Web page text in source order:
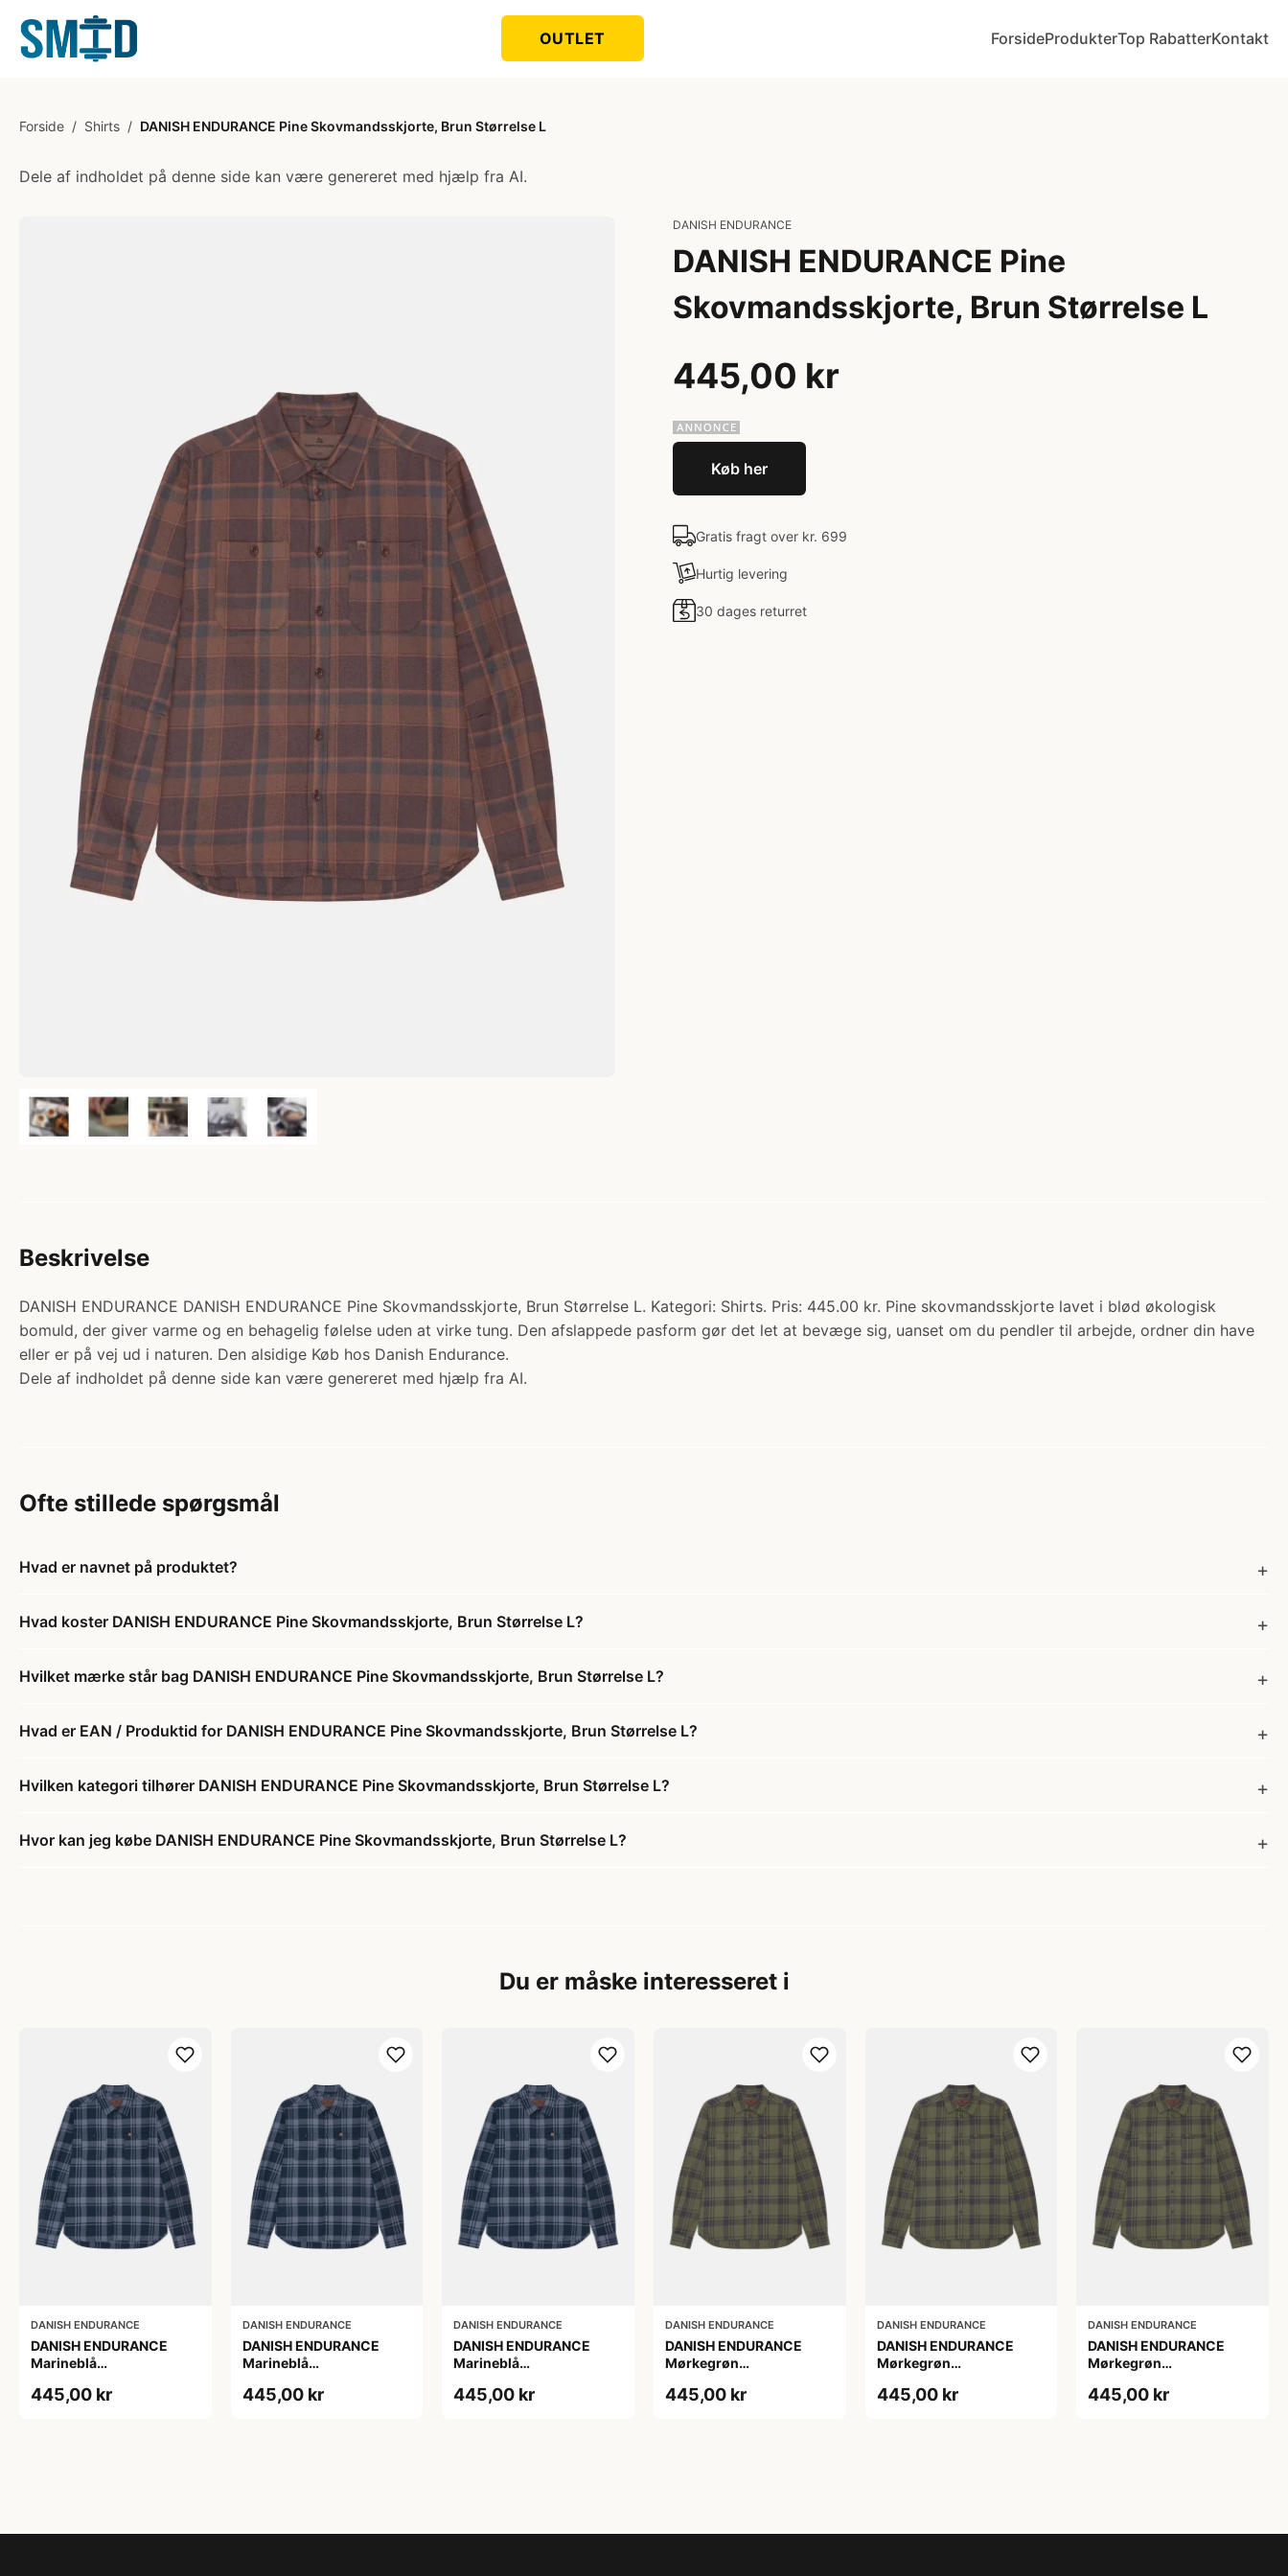
OUTLET ForsideProdukterTop RabatterKontakt
Forside / Shirts / DANISH ENDURANCE Pine Skovmandsskjorte, Brun Størrelse L
Dele af indholdet på denne side kan være genereret med hjælp fra AI.
DANISH ENDURANCE
DANISH ENDURANCE Pine
Skovmandsskjorte, Brun Størrelse L
445,00 kr
Køb her
Gratis fragt over kr. 699
Hurtig levering
30 dages returret
Beskrivelse
DANISH ENDURANCE DANISH ENDURANCE Pine Skovmandsskjorte, Brun Størrelse L. Kategori: Shirts. Pris: 445.00 kr. Pine skovmandsskjorte lavet i blød økologisk
bomuld, der giver varme og en behagelig følelse uden at virke tung. Den afslappede pasform gør det let at bevæge sig, uanset om du pendler til arbejde, ordner din have
eller er på vej ud i naturen. Den alsidige Køb hos Danish Endurance.
Dele af indholdet på denne side kan være genereret med hjælp fra AI.
Ofte stillede spørgsmål
Hvad er navnet på produktet?
Hvad koster DANISH ENDURANCE Pine Skovmandsskjorte, Brun Størrelse L?
Hvilket mærke står bag DANISH ENDURANCE Pine Skovmandsskjorte, Brun Størrelse L?
Hvad er EAN / Produktid for DANISH ENDURANCE Pine Skovmandsskjorte, Brun Størrelse L?
Hvilken kategori tilhører DANISH ENDURANCE Pine Skovmandsskjorte, Brun Størrelse L?
Hvor kan jeg købe DANISH ENDURANCE Pine Skovmandsskjorte, Brun Størrelse L?
Du er måske interesseret i
DANISH ENDURANCE
DANISH ENDURANCE
Marineblå
445,00 kr
DANISH ENDURANCE
DANISH ENDURANCE
Marineblå
445,00 kr
DANISH ENDURANCE
DANISH ENDURANCE
Marineblå
445,00 kr
DANISH ENDURANCE
DANISH ENDURANCE
Mørkegrøn
445,00 kr
DANISH ENDURANCE
DANISH ENDURANCE
Mørkegrøn
445,00 kr
DANISH ENDURANCE
DANISH ENDURANCE
Mørkegrøn
445,00 kr